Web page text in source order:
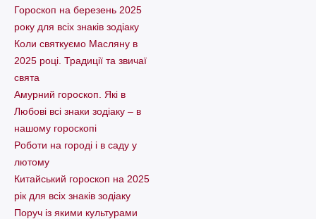
Гороскоп на березень 2025
року для всіх знаків зодіаку
Коли святкуємо Масляну в
2025 році. Традиції та звичаї
свята
Амурний гороскоп. Які в
Любові всі знаки зодіаку – в
нашому гороскопі
Pоботи на городі і в саду у
лютому
Китайський гороскоп на 2025
рік для всіх знаків зодіаку
Поруч із якими культурами